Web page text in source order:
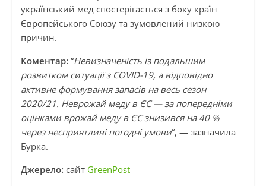
український мед спостерігається з боку країн
Європейського Союзу та зумовлений низкою
причин.
Коментар: “Невизначеність із подальшим
розвитком ситуації з COVID-19, а відповідно
активне формування запасів на весь сезон
2020/21. Неврожай меду в ЄС — за попередніми
оцінками врожай меду в ЄС знизився на 40 %
через несприятливі погодні умови“, — зазначила
Бурка.
Джерело: сайт GreenPost